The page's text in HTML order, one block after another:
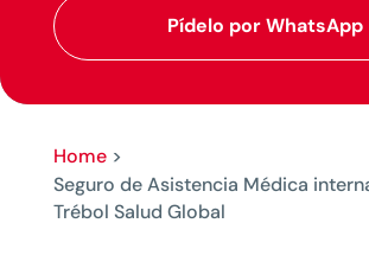
Pídelo por WhatsApp
Home>
Seguro de Asistencia Médica
Trébol Salud Global